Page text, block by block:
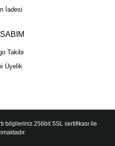
İadesi
Takibi
Üyelik
bilgileriniz 256bit SSL sertifikası ile